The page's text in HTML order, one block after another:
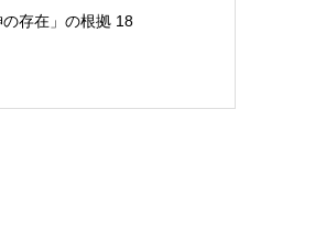
の存在」の根拠 18